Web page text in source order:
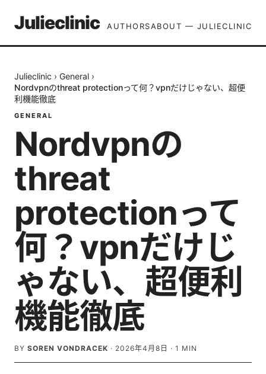
Julieclinic AUTHORSABOUT — JULIECLINIC
Julieclinic › General ›
Nordvpnのthreat protectionって何？vpnだけじゃない、超便
利機能徹底
GENERAL
Nordvpnの
threat
protectionって
何？vpnだけじ
ゃない、超便利
機能徹底
BY SOREN VONDRACEK · 2026年4月8日 · 1 MIN